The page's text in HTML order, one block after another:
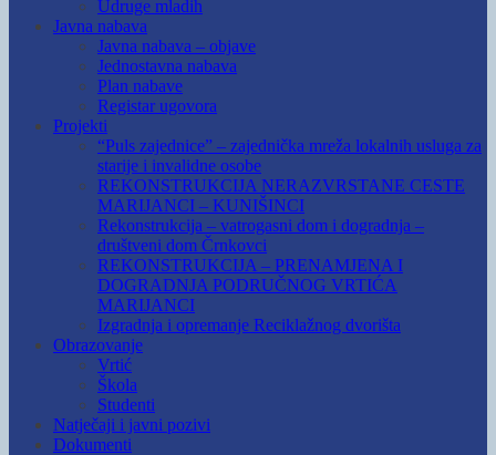
Udruge mladih
Javna nabava
Javna nabava – objave
Jednostavna nabava
Plan nabave
Registar ugovora
Projekti
“Puls zajednice” – zajednička mreža lokalnih usluga za
starije i invalidne osobe
REKONSTRUKCIJA NERAZVRSTANE CESTE
MARIJANCI – KUNIŠINCI
Rekonstrukcija – vatrogasni dom i dogradnja –
društveni dom Črnkovci
REKONSTRUKCIJA – PRENAMJENA I
DOGRADNJA PODRUČNOG VRTIĆA
MARIJANCI
Izgradnja i opremanje Reciklažnog dvorišta
Obrazovanje
Vrtić
Škola
Studenti
Natječaji i javni pozivi
Dokumenti